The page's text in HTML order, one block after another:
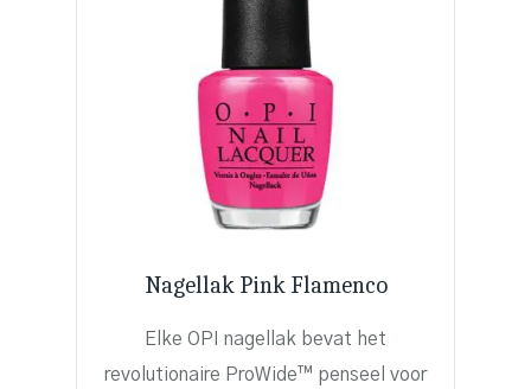
Nagellak Pink Flamenco
Elke OPI nagellak bevat het
revolutionaire ProWide™ penseel voor